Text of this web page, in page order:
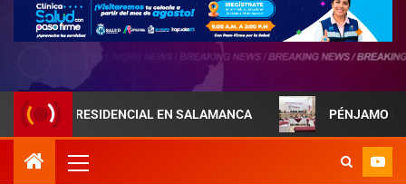
PRESIDENCIAL EN SALAMANCA PÉNJAMO REFUERZA